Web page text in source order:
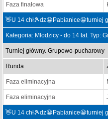
Faza finałowa
👋U 14 chł🎾dz😀Pabianice😀turniej
Kategoria: Młodzicy - do 14 lat. Typ:
Turniej główny. Grupowo-pucharowy
Runda
Faza eliminacyjna
Faza eliminacyjna
👋U 14 chł🎾dz😀Pabianice😀turniej